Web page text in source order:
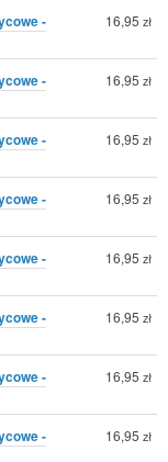
-
16,95 zł
-
16,95 zł
-
16,95 zł
-
16,95 zł
-
16,95 zł
-
16,95 zł
-
16,95 zł
-
16,95 zł